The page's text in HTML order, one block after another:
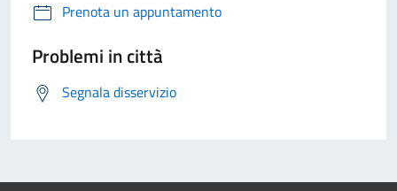
Prenota un appuntamento
Problemi in città
Segnala disservizio